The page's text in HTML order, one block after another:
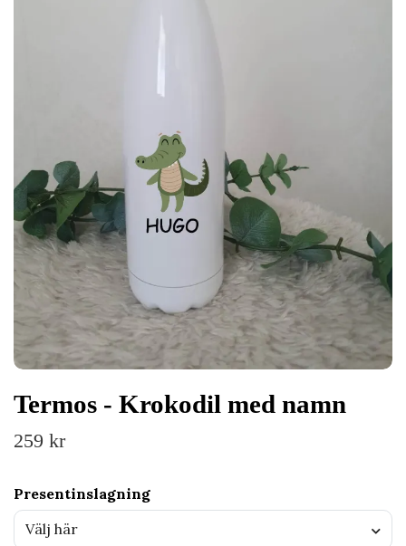
Termos - Krokodil med namn
259 kr
Presentinslagning
Välj här